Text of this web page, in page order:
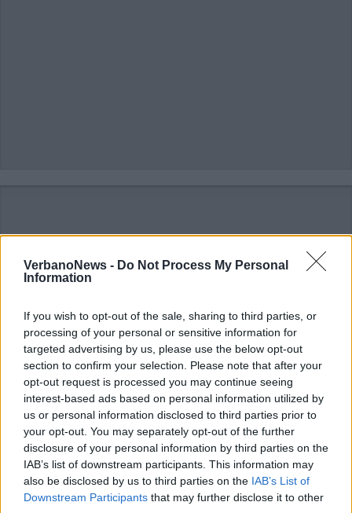
VerbanoNews - Do Not Process My Personal
Information
If you wish to opt-out of the sale, sharing to third parties, or
processing of your personal or sensitive information for
targeted advertising by us, please use the below opt-out
section to confirm your selection. Please note that after your
opt-out request is processed you may continue seeing
interest-based ads based on personal information utilized by
us or personal information disclosed to third parties prior to
your opt-out. You may separately opt-out of the further
disclosure of your personal information by third parties on the
IAB’s list of downstream participants. This information may
also be disclosed by us to third parties on the IAB’s List of
Downstream Participants that may further disclose it to other